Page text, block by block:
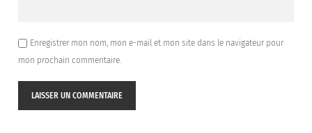
Enregistrer mon nom, mon e-mail et mon site dans le navigateur pour
mon prochain commentaire.